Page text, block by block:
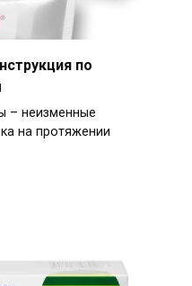
по
– неизменные
на протяжении